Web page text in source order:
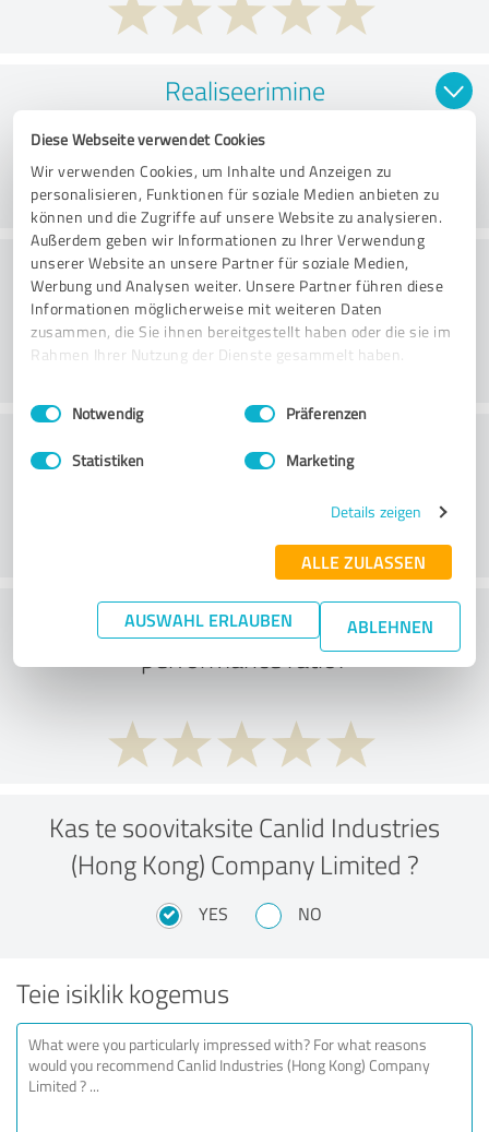
Diese Webseite verwendet Cookies
Wir verwenden Cookies, um Inhalte und Anzeigen zu
personalisieren, Funktionen für soziale Medien anbieten zu
können und die Zugriffe auf unsere Website zu analysieren.
Außerdem geben wir Informationen zu Ihrer Verwendung
unserer Website an unsere Partner für soziale Medien,
Werbung und Analysen weiter. Unsere Partner führen diese
Informationen möglicherweise mit weiteren Daten
zusammen, die Sie ihnen bereitgestellt haben oder die sie im
Rahmen Ihrer Nutzung der Dienste gesammelt haben.
Impressum Datenschutzbestimmungen
Einwilligungsauswahl
Notwendig Präferenzen
Statistiken Marketing
Details zeigen
ALLE ZULASSEN
AUSWAHL ERLAUBEN ABLEHNEN
Realiseerimine
Konsultatsioon
What do you think of the price to
performance ratio?
Kas te soovitaksite Canlid Industries
(Hong Kong) Company Limited ?
YES NO
Teie isiklik kogemus